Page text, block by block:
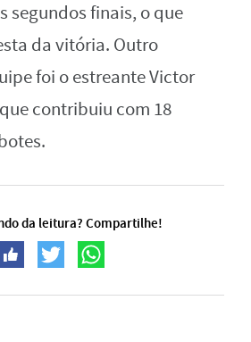
segundos finais, o que
da vitória. Outro
foi o estreante Victor
contribuiu com 18
da leitura? Compartilhe!